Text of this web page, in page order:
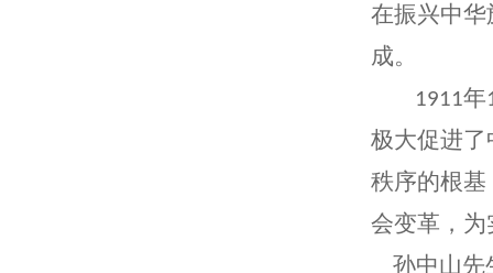
在振兴中
成。
1911年
极大促进
秩序的根
会变革，
孙中山先